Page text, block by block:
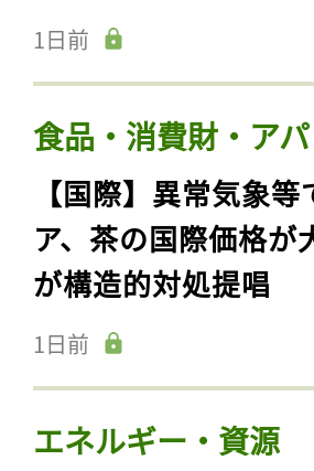
1日前
食品・消費財・ア
【国際】異常気象
ア、茶の国際価格が
が構造的対処提唱
1日前
エネルギー・資源